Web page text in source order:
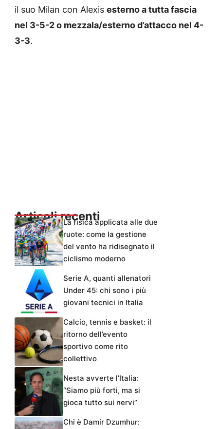
il suo Milan con Alexis esterno a tutta fascia
nel 3-5-2 o mezzala/esterno d’attacco nel 4-
3-3.
Articoli recentiLa fisica applicata alle due
ruote: come la gestione
del vento ha ridisegnato il
ciclismo moderno
Serie A, quanti allenatori
Under 45: chi sono i più
giovani tecnici in Italia
Calcio, tennis e basket: il
ritorno dell’evento
sportivo come rito
collettivo
Nesta avverte l’Italia:
“Siamo più forti, ma si
gioca tutto sui nervi”
Chi è Damir Dzumhur: